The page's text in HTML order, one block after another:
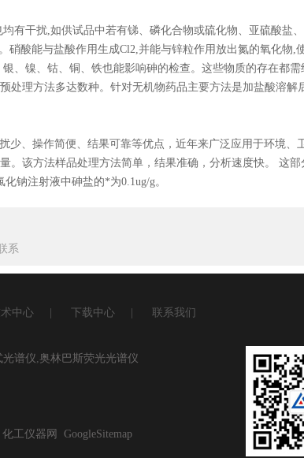
干扰,如供试品中若有锑、磷化合物或硫化物、亚硫酸盐
酸能与盐酸作用生成Cl2,并能与锌粒作用放出氮的氧化物,
、镍、钴、铜、铁也能影响砷的检查。这些物质的存在都需
处理方法多达数种。针对无机物药品主要方法是加盐酸溶解
、操作简便、结果可靠等优点，近年来广泛应用于环境、
。该方法样品处理方法简单，结果准确，分析速度快。 这部
钠注射液中砷盐的*为0.1ug/g。
系
中心 下载中心 联系我们
光谱仪,奥林巴斯荧光光谱仪
化工仪器网 GoogleSitemap